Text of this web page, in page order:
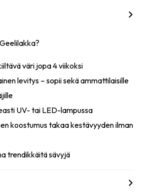
väri jopa 4 viikoksi
levitys – sopii sekä ammattilaisille
UV- tai LED-lampussa
koostumus takaa kestävyyden ilman
trendikkäitä sävyjä